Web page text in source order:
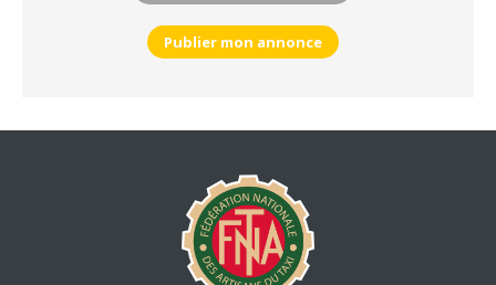
Publier mon annonce